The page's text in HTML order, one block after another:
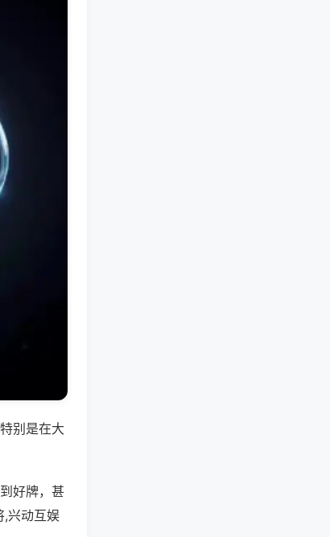
别是在大
好牌，甚
,兴动互娱